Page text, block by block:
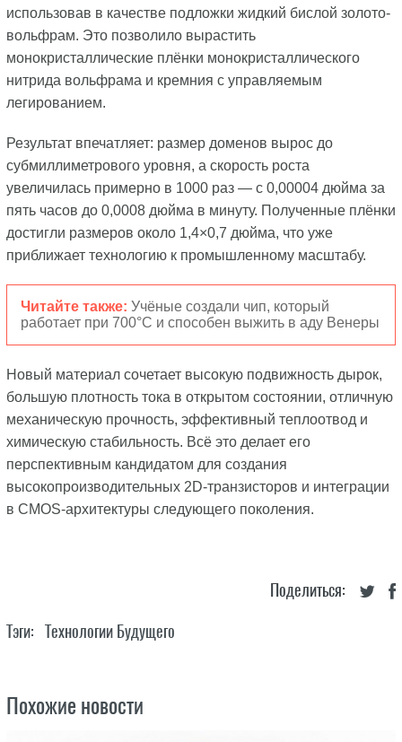
использовав в качестве подложки жидкий бислой золото-
вольфрам. Это позволило вырастить
монокристаллические плёнки монокристаллического
нитрида вольфрама и кремния с управляемым
легированием.
Результат впечатляет: размер доменов вырос до
субмиллиметрового уровня, а скорость роста
увеличилась примерно в 1000 раз — с 0,00004 дюйма за
пять часов до 0,0008 дюйма в минуту. Полученные плёнки
достигли размеров около 1,4×0,7 дюйма, что уже
приближает технологию к промышленному масштабу.
Читайте также: Учёные создали чип, который
работает при 700°C и способен выжить в аду Венеры
Новый материал сочетает высокую подвижность дырок,
большую плотность тока в открытом состоянии, отличную
механическую прочность, эффективный теплоотвод и
химическую стабильность. Всё это делает его
перспективным кандидатом для создания
высокопроизводительных 2D-транзисторов и интеграции
в CMOS-архитектуры следующего поколения.
Поделиться:
Тэги: Технологии Будущего
Похожие новости